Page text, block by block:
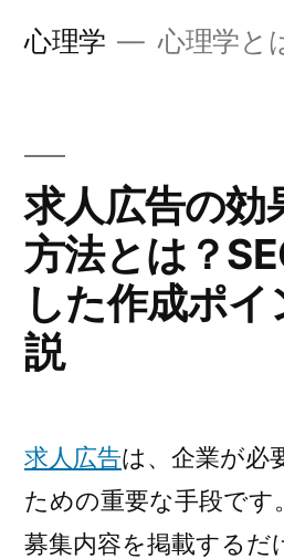
心理学 心理学と
求人広告の効
方法とは？
した作成ポ
説
求人広告は、企業が必
ための重要な手段です
募集内容を掲載するだ